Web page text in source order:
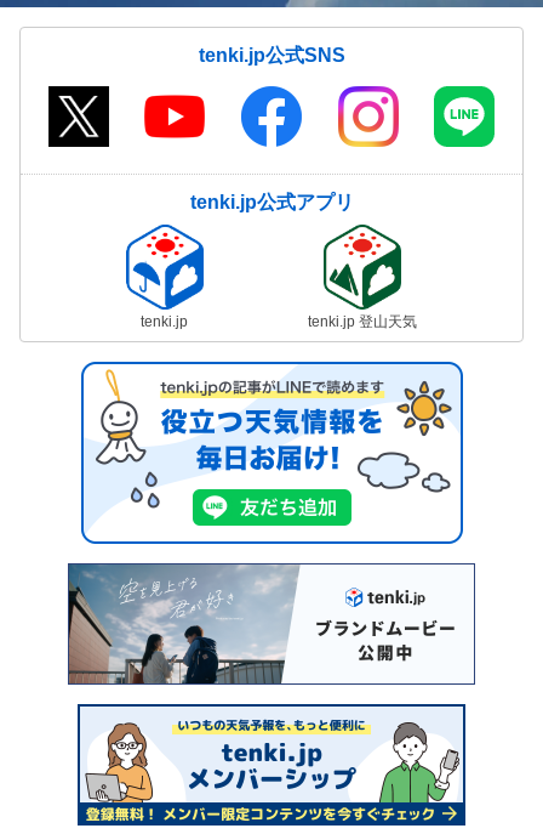
tenki.jp公式SNS
tenki.jp公式アプリ
tenki.jp tenki.jp 登山天気